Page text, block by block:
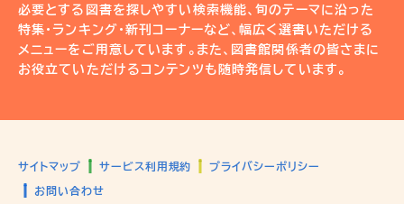
必要とする図書を探しやすい検索機能、旬のテーマに沿った
特集・ランキング・新刊コーナーなど、幅広く選書いただける
メニューをご用意しています。また、図書館関係者の皆さまに
お役立ていただけるコンテンツも随時発信しています。
サイトマップ サービス利用規約 プライバシーポリシー
お問い合わせ